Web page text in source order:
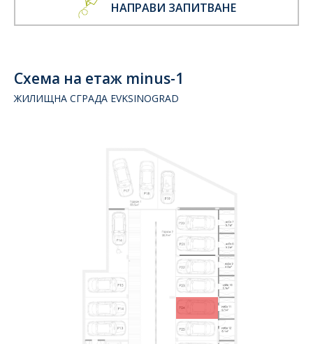
НАПРАВИ ЗАПИТВАНЕ
Схема на етаж minus-1
ЖИЛИЩНА СГРАДА EVKSINOGRAD